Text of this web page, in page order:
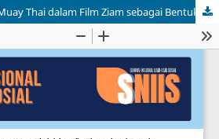
Analisis Kebudayaan Muay Thai dalam Film Ziam sebagai Bentuk Diplomasi Kebudayaan Thailand